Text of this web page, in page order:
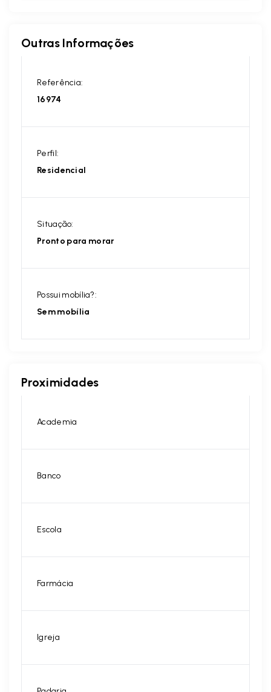
Outras Informações
Referência:
16974
Perfil:
Residencial
Situação:
Pronto para morar
Possui mobília?:
Sem mobília
Proximidades
Academia
Banco
Escola
Farmácia
Igreja